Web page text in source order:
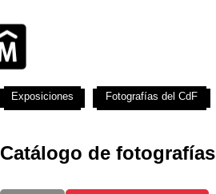
Catálogo de fotografías
Exposiciones Fotografías del CdF